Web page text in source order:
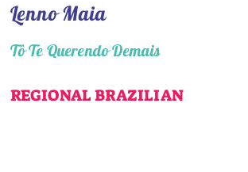
Lenno Maia
Tô Te Querendo Demais
REGIONAL BRAZILIAN